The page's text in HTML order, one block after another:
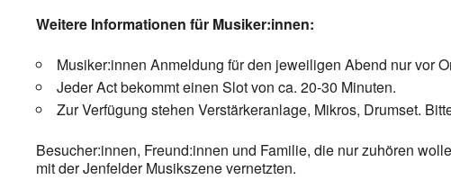
Weitere Informationen für Musiker:innen:
Musiker:innen Anmeldung für den jeweiligen Abend nur vor
Jeder Act bekommt einen Slot von ca. 20-30 Minuten.
Zur Verfügung stehen Verstärkeranlage, Mikros, Drumset.
Besucher:innen, Freund:innen und Familie, die nur zuhören
mit der Jenfelder Musikszene vernetzten.